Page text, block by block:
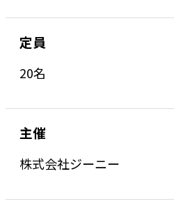
定員
20名
主催
株式会社ジーニー